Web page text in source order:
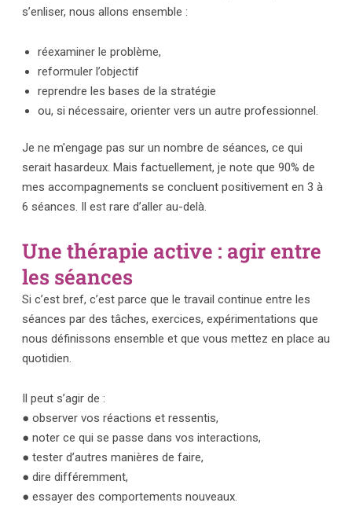
s’enliser, nous allons ensemble :
réexaminer le problème,
reformuler l’objectif
reprendre les bases de la stratégie
ou, si nécessaire, orienter vers un autre professionnel.
Je ne m'engage pas sur un nombre de séances, ce qui
serait hasardeux. Mais factuellement, je note que 90% de
mes accompagnements se concluent positivement en 3 à
6 séances. Il est rare d’aller au-delà.
Une thérapie active : agir entre
les séances
Si c’est bref, c’est parce que le travail continue entre les
séances par des tâches, exercices, expérimentations que
nous définissons ensemble et que vous mettez en place au
quotidien.
Il peut s’agir de :
● observer vos réactions et ressentis,
● noter ce qui se passe dans vos interactions,
● tester d’autres manières de faire,
● dire différemment,
● essayer des comportements nouveaux.